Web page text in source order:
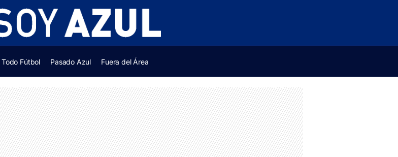
Todo Fútbol Pasado Azul Fuera del Área